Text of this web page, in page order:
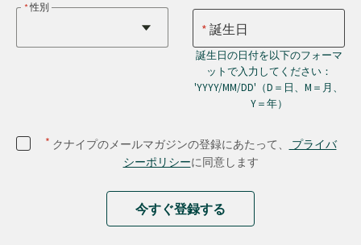
性別
誕生日
誕生日の日付を以下のフォーマ
ットで入力してください：
'YYYY/MM/DD'（D＝日、M＝月、
Y＝年）
* クナイプのメールマガジンの登録にあたって、
プライバ
シーポリシーに同意します
今すぐ登録する